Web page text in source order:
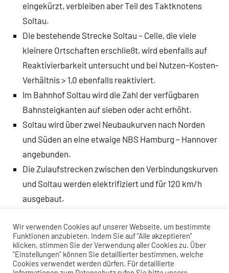
eingekürzt, verbleiben aber Teil des Taktknotens
Soltau.
Die bestehende Strecke Soltau – Celle, die viele
kleinere Ortschaften erschließt, wird ebenfalls auf
Reaktivierbarkeit untersucht und bei Nutzen-Kosten-
Verhältnis > 1,0 ebenfalls reaktiviert.
Im Bahnhof Soltau wird die Zahl der verfügbaren
Bahnsteigkanten auf sieben oder acht erhöht.
Soltau wird über zwei Neubaukurven nach Norden
und Süden an eine etwaige NBS Hamburg – Hannover
angebunden.
Die Zulaufstrecken zwischen den Verbindungskurven
und Soltau werden elektrifiziert und für 120 km/h
ausgebaut.
an geeigneten Stellen mit neuen
Kreuzungsbahnhöfen oder zweigleisigen Abschnitten
versehen und südlich von Soltau elektrifiziert.
Wir verwenden Cookies auf unserer Webseite, um bestimmte
Funktionen anzubieten. Indem Sie auf "Alle akzeptieren”
klicken, stimmen Sie der Verwendung aller Cookies zu. Über
"Einstellungen" können Sie detaillierter bestimmen, welche
Cookies verwendet werden dürfen. Für detaillierte